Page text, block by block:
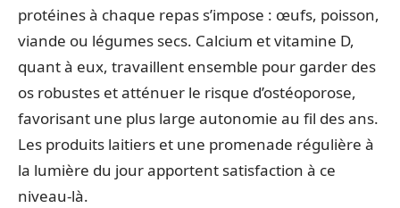
protéines à chaque repas s’impose : œufs, poisson,
viande ou légumes secs. Calcium et vitamine D,
quant à eux, travaillent ensemble pour garder des
os robustes et atténuer le risque d’ostéoporose,
favorisant une plus large autonomie au fil des ans.
Les produits laitiers et une promenade régulière à
la lumière du jour apportent satisfaction à ce
niveau-là.